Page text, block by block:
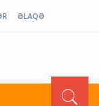
ƏLAQƏ